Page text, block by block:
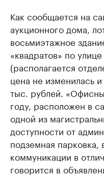
Как сообщается на
аукционного дома,
восьмиэтажное
«квадратов» по
(располагается
цена не изменилась
тыс. рублей.
году, расположен в
одной из
доступности от
подземная
коммуникации в
говорится в